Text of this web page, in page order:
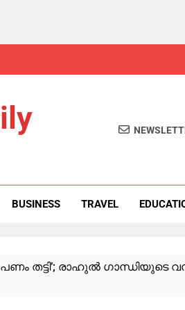
BUSINESS TRAVEL
തട്ടി’; രാഹുൽ ഗാന്ധിയുടെ